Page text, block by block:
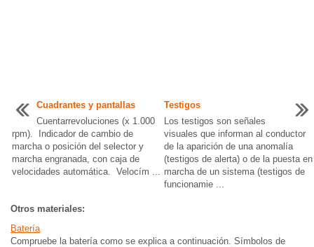
Cuadrantes y pantallas
Cuentarrevoluciones (x 1.000
rpm). Indicador de cambio de
marcha o posición del selector y
marcha engranada, con caja de
velocidades automática. Velocím ...
Testigos
Los testigos son señales
visuales que informan al conductor
de la aparición de una anomalía
(testigos de alerta) o de la puesta en
marcha de un sistema (testigos de
funcionamie ...
Otros materiales:
Batería
Compruebe la batería como se explica a continuación. Símbolos de